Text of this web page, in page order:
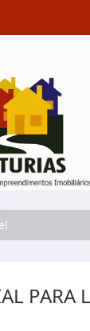
PARA